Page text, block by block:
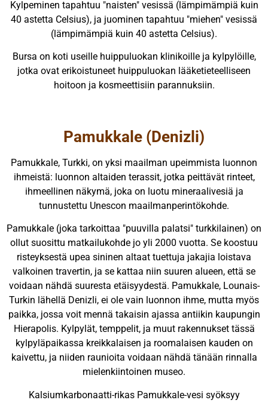
Kylpeminen tapahtuu "naisten" vesissä (lämpimämpiä kuin
40 astetta Celsius), ja juominen tapahtuu "miehen" vesissä
(lämpimämpiä kuin 40 astetta Celsius).
Bursa on koti useille huippuluokan klinikoille ja kylpylöille,
jotka ovat erikoistuneet huippuluokan lääketieteelliseen
hoitoon ja kosmeettisiin parannuksiin.
Pamukkale (Denizli)
Pamukkale, Turkki, on yksi maailman upeimmista luonnon
ihmeistä: luonnon altaiden terassit, jotka peittävät rinteet,
ihmeellinen näkymä, joka on luotu mineraalivesiä ja
tunnustettu Unescon maailmanperintökohde.
Pamukkale (joka tarkoittaa "puuvilla palatsi" turkkilainen) on
ollut suosittu matkailukohde jo yli 2000 vuotta. Se koostuu
risteyksestä upea sininen altaat tuettuja jakajia loistava
valkoinen travertin, ja se kattaa niin suuren alueen, että se
voidaan nähdä suuresta etäisyydestä. Pamukkale, Lounais-
Turkin lähellä Denizli, ei ole vain luonnon ihme, mutta myös
paikka, jossa voit mennä takaisin ajassa antiikin kaupungin
Hierapolis. Kylpylät, temppelit, ja muut rakennukset tässä
kylpyläpaikassa kreikkalaisen ja roomalaisen kauden on
kaivettu, ja niiden raunioita voidaan nähdä tänään rinnalla
mielenkiintoinen museo.
Kalsiumkarbonaatti-rikas Pamukkale-vesi syöksyy